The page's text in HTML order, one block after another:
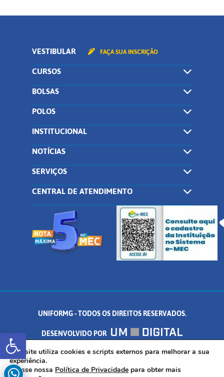
Abrir a barra de ferramentas
VESTIBULAR FAÇA SUA INSCRIÇÃO
CURSOS
BOLSAS
POLOS
INSTITUCIONAL
NOTÍCIAS
SERVIÇOS
CENTRAL DE ATENDIMENTO
UNIFORMG - TODOS OS DIREITOS RESERVADOS.
DESENVOLVIDO POR
AV. DR. ARNALDO DE SENNA, 328 - PALMEIRAS, FORMIGA/MG - CEP:
35.574.530
Este site utiliza cookies e scripts externos para melhorar a sua
experiência.
Acesse nossa Política de Privacidade para obter mais